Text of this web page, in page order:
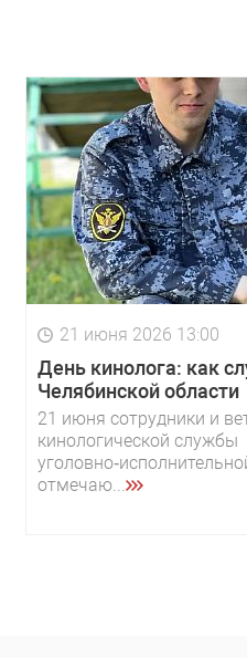
21 июня 2026 13:00
День кинолога: как
Челябинской области
21 июня сотрудники и
кинологической службы
отмечаю...